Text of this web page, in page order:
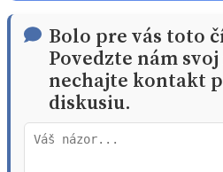
Bolo pre vás toto
Povedzte nám
nechajte kontakt
diskusiu.